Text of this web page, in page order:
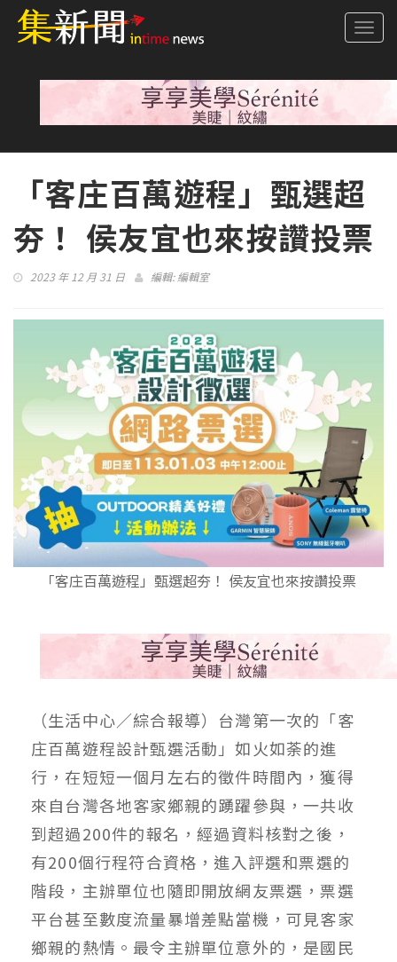
「客庄百萬遊程」甄選超
夯！ 侯友宜也來按讚投票
2023 年 12 月 31 日 編輯:編輯室
「客庄百萬遊程」甄選超夯！ 侯友宜也來按讚投票
（生活中心／綜合報導）台灣第一次的「客
庄百萬遊程設計甄選活動」如火如荼的進
行，在短短一個月左右的徵件時間內，獲得
來自台灣各地客家鄉親的踴躍參與，一共收
到超過200件的報名，經過資料核對之後，
有200個行程符合資格，進入評選和票選的
階段，主辦單位也隨即開放網友票選，票選
平台甚至數度流量暴增差點當機，可見客家
鄉親的熱情。最令主辦單位意外的，是國民